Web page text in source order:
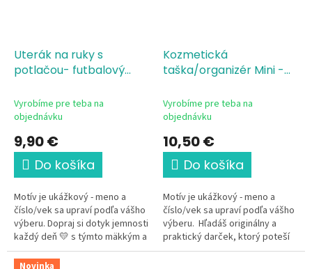
Uterák na ruky s
potlačou- futbalový
Vyrobíme pre teba na
objednávku
9,90 €
Do košíka
Motív je ukážkový - meno a
číslo/vek sa upraví podľa vášho
výberu. Dopraj si dotyk jemnosti
každý deň 💛 s týmto mäkkým a
príjemným uterákom, ktorý je
vhodný pre malého...
Kozmetická
taška/organizér Mini -
kopačky s menom
Vyrobíme pre teba na
objednávku
10,50 €
Do košíka
Motív je ukážkový - meno a
číslo/vek sa upraví podľa vášho
výberu. Hľadáš originálny a
praktický darček, ktorý poteší
na prvý pohľad? Táto elegantná
Novinka